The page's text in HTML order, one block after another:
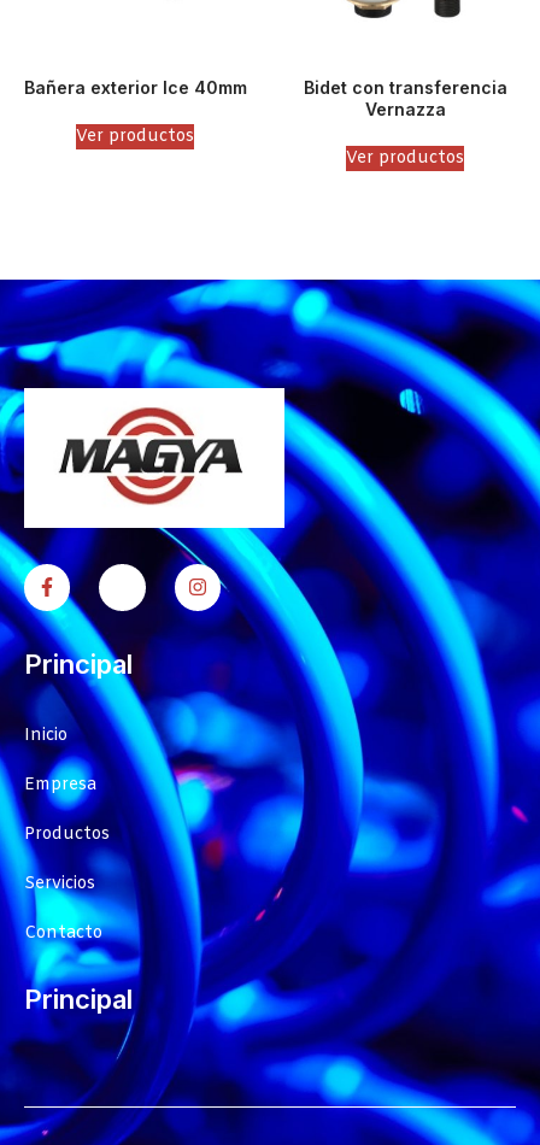
Bañera exterior Ice 40mm
Ver productos
Bidet con transferencia
Vernazza
Ver productos
Principal
Inicio
Empresa
Productos
Servicios
Contacto
Principal